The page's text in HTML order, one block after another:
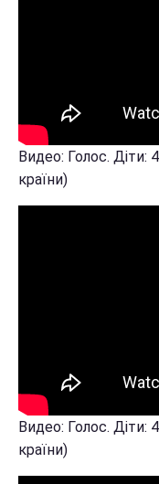
Видео: Голос. Діти:
країни)
Видео: Голос. Діти:
країни)